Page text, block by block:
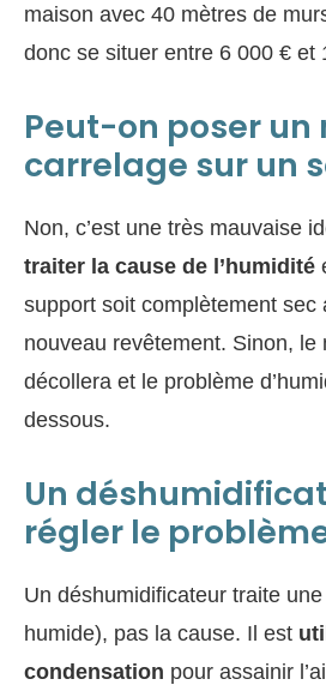
maison avec 40 mètres de
donc se situer entre 6 000 € et
Peut-on poser un
carrelage sur un
Non, c’est une très mauvaise
traiter la cause de l’humidité
support soit complètement sec
nouveau revêtement. Sinon, le
décollera et le problème
dessous.
Un
régler le
Un déshumidificateur traite
humide), pas la cause. Il est
condensation pour assainir